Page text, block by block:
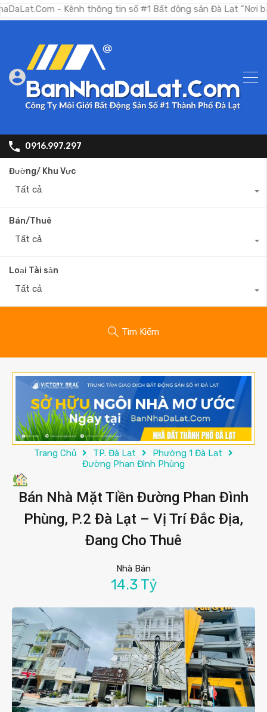
- Kênh thông tin số #1 Bất động sản Đà Lạt "Nơi bạn tìm
0916.997.297
Đường/ Khu Vực
Tất cả
Bán/Thuê
Tất cả
Loại Tài sản
Tất cả
Tìm Kiếm
Trang Chủ TP. Đà Lạt
Phường 1 Đà Lạt
Đường Phan Đình Phùng
Bán Nhà Mặt Tiền Đường Phan Đình
Phùng, P.2 Đà Lạt – Vị Trí Đắc Địa,
Đang Cho Thuê
Nhà Bán
14.3 Tỷ